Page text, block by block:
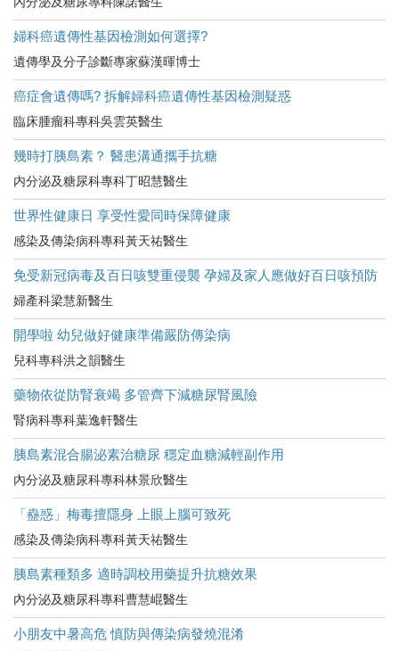
婦科癌遺傳性基因檢測如何選擇?
遺傳學及分子診斷專家蘇漢暉博士
癌症會遺傳嗎? 拆解婦科癌遺傳性基因檢測疑惑
臨床腫瘤科專科吳雲英醫生
幾時打胰島素？ 醫患溝通攜手抗糖
内分泌及糖尿科專科丁昭慧醫生
世界性健康日 享受性愛同時保障健康
感染及傳染病科專科黃天祐醫生
免受新冠病毒及百日咳雙重侵襲 孕婦及家人應做好百日咳預防
婦產科梁慧新醫生
開學啦 幼兒做好健康準備嚴防傳染病
兒科專科洪之韻醫生
藥物依從防腎衰竭 多管齊下減糖尿腎風險
腎病科專科葉逸軒醫生
胰島素混合腸泌素治糖尿 穩定血糖減輕副作用
內分泌及糖尿科專科林景欣醫生
「蠱惑」梅毒擅隱身 上眼上腦可致死
感染及傳染病科專科黃天祐醫生
胰島素種類多 適時調校用藥提升抗糖效果
內分泌及糖尿科專科曹慧崐醫生
小朋友中暑高危​ 慎防與傳染病發燒混淆